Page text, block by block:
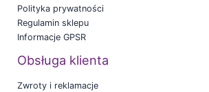
Polityka prywatności
Regulamin sklepu
Informacje GPSR
Obsługa klienta
Zwroty i reklamacje